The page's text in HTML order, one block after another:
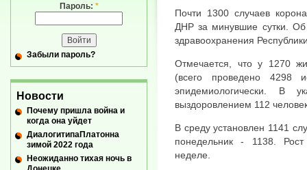
Почти 1300 случаев
ДНР за минувшие сутки. Об
здравоохранения
Отмечается, что у 1270
(всего проведено 4298
эпидемиологически. В
выздоровлением 112
В среду установлен 1141
понедельник - 1138.
неделе.
Пароль: *
Забыли пароль?
Новости
Почему пришла война и
когда она уйдет
ДиалогитипаПлатонна
зимой 2022 года
Неожиданно тихая ночь в